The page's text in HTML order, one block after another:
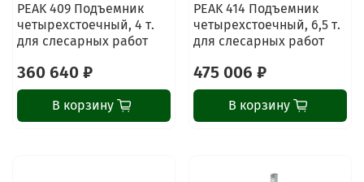
PEAK 409 Подъемник
четырехстоечный, 4 т.
для слесарных работ
360 640 ₽
В корзину
PEAK 414 Подъемник
четырехстоечный, 6,5 т.
для слесарных работ
475 006 ₽
В корзину